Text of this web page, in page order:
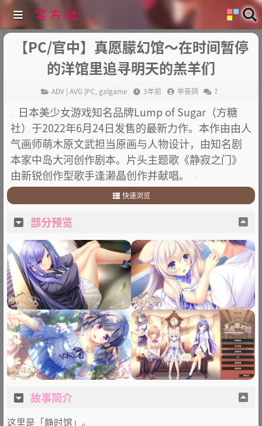
【PC/官中】真愿朦幻馆〜在时间暂停
的洋馆里追寻明天的羔羊们
ADV | AVG |PC, galgame 3年前 举丧鸽 7
日本美少女游戏知名品牌Lump of Sugar（方糖
社）于2022年6月24日发售的最新力作。本作由由人
气画师萌木原文武担当原画与人物设计，由知名剧
本家中岛大河创作剧本。片头主题歌《静寂之门》
由新锐创作型歌手逢濑晶创作并献唱。
快速浏览
2.故事简介
3
其他
部分预览
故事简介
这里是「静时馆」。